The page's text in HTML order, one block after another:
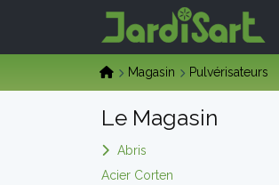
Magasin Pulvérisateurs
Le Magasin
Abris
Acier Corten